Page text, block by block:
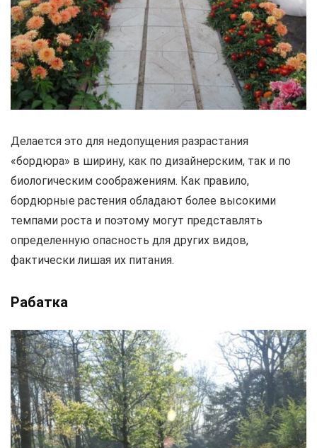
Делается это для недопущения разрастания
«бордюра» в ширину, как по дизайнерским, так и по
биологическим соображениям. Как правило,
бордюрные растения обладают более высокими
темпами роста и поэтому могут представлять
определенную опасность для других видов,
фактически лишая их питания.
Рабатка